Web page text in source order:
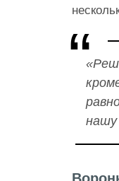
нашу